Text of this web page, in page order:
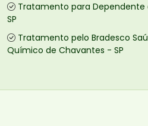
Tratamento para
SP
Tratamento pelo Bradesco
Químico de Chavantes - SP